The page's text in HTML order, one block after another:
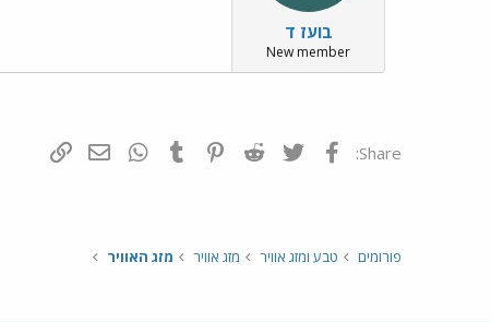
א
ר
י
ך
בועז ד
New member
Share: פייסבוק Twitter
Reddit
Pinterest
Tumblr
WhatsAppדואר אלקטרוני
פורומים טבע ומזג אוויר מזג אוויר מזג האוויר